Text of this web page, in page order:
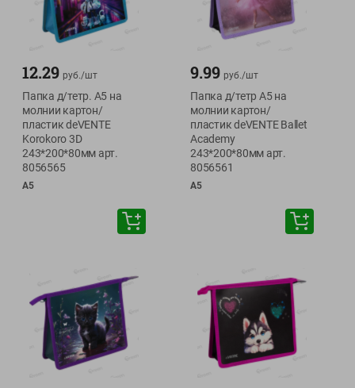
12.29 руб./шт
Папка д/тетр. А5 на
молнии картон/
пластик deVENTE
Korokoro 3D
243*200*80мм арт.
8056565
А5
9.99 руб./шт
Папка д/тетр А5 на
молнии картон/
пластик deVENTE Ballet
Academy
243*200*80мм арт.
8056561
А5